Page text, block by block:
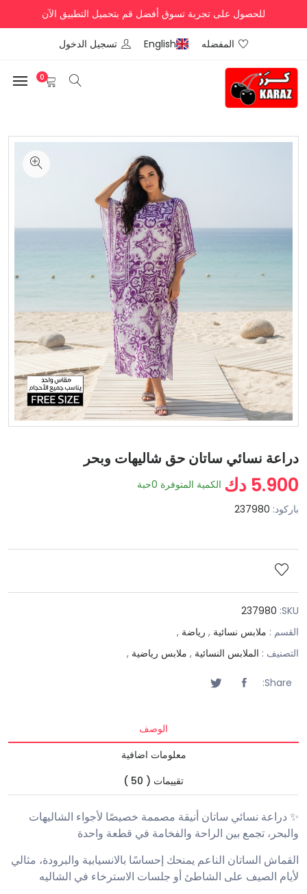
للحصول على تجربة تسوق أفضل قم بتحميل التطبيق الآن
المفضله English تسجيل الدخول
0
دراعة نسائي ساتان حق شاليهات وبحر
5.900 دك الكمية المتوفرة 0حبة
باركود: 237980
SKU:
237980
القسم : ملابس نسائية , رياضة ,
التصنيف : الملابس النسائية , ملابس رياضية ,
Share:
الوصف
معلومات اضافية
تقييمات ( 50 )
✨ دراعة نسائي ساتان أنيقة مصممة خصيصًا لأجواء الشاليهات
والبحر، تجمع بين الراحة والفخامة في قطعة واحدة
القماش الساتان الناعم يمنحك إحساسًا بالانسيابية والبرودة، مثالي
لأيام الصيف على الشاطئ أو جلسات الاسترخاء في الشاليه